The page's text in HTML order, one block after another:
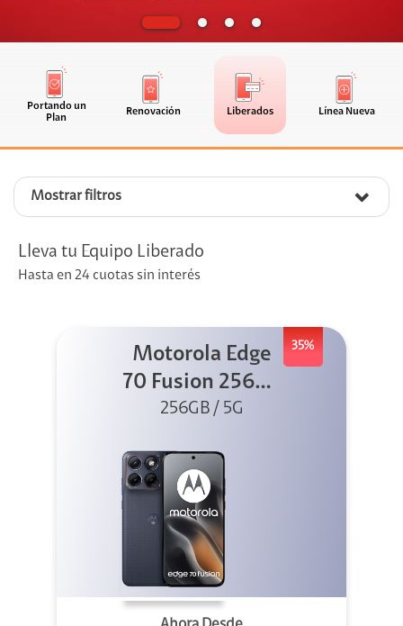
Portando un
Plan
Renovación Liberados Línea Nueva
Mostrar filtros
Lleva tu Equipo Liberado
Hasta en 24 cuotas sin interés
35%
Motorola Edge
70 Fusion 256GB
Azul
256GB / 5G